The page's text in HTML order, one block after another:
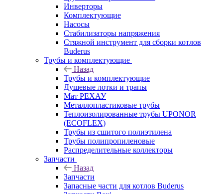
Инверторы
Комплектующие
Насосы
Стабилизаторы напряжения
Стяжной инструмент для сборки котлов
Buderus
Трубы и комплектующие
Назад
Трубы и комплектующие
Душевые лотки и трапы
Мат РЕХАУ
Металлопластиковые трубы
Теплоизолированные трубы UPONOR
(ECOFLEX)
Трубы из сшитого полиэтилена
Трубы полипропиленовые
Распределительные коллекторы
Запчасти
Назад
Запчасти
Запасные части для котлов Buderus